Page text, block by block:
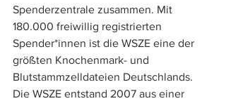
Spenderzentrale zusammen. Mit
180.000 freiwillig registrierten
Spender*innen ist die WSZE eine der
größten Knochenmark- und
Blutstammzelldateien Deutschlands.
Die WSZE entstand 2007 aus einer